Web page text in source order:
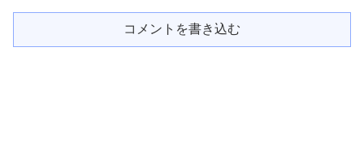
コメントを書き込む